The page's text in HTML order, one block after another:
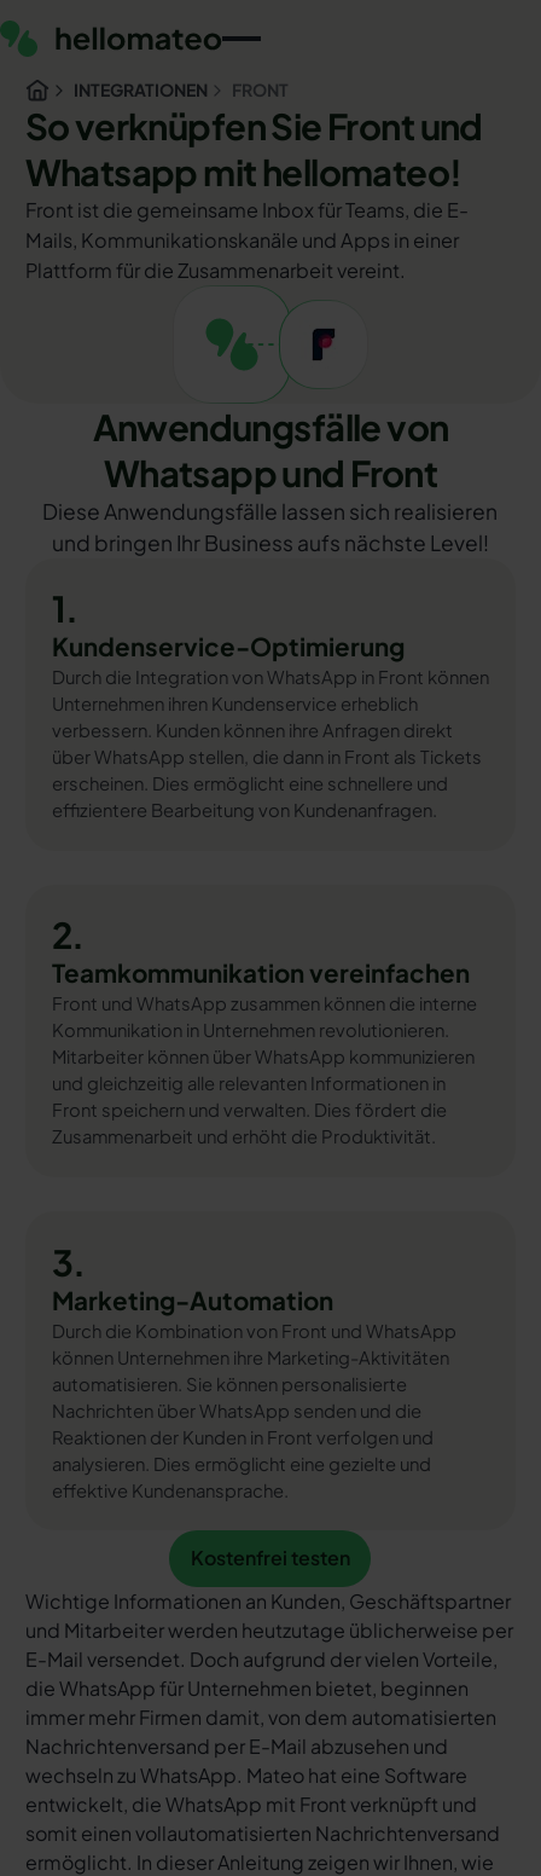
INTEGRATIONEN FRONT
So verknüpfen Sie Front und
Whatsapp mit hellomateo!
Front ist die gemeinsame Inbox für Teams, die E-
Mails, Kommunikationskanäle und Apps in einer
Plattform für die Zusammenarbeit vereint.
Anwendungsfälle von
Whatsapp und Front
Diese Anwendungsfälle lassen sich realisieren
und bringen Ihr Business aufs nächste Level!
1.
Kundenservice-Optimierung
Durch die Integration von WhatsApp in Front können
Unternehmen ihren Kundenservice erheblich
verbessern. Kunden können ihre Anfragen direkt
über WhatsApp stellen, die dann in Front als Tickets
erscheinen. Dies ermöglicht eine schnellere und
effizientere Bearbeitung von Kundenanfragen.
2.
Teamkommunikation vereinfachen
Front und WhatsApp zusammen können die interne
Kommunikation in Unternehmen revolutionieren.
Mitarbeiter können über WhatsApp kommunizieren
und gleichzeitig alle relevanten Informationen in
Front speichern und verwalten. Dies fördert die
Zusammenarbeit und erhöht die Produktivität.
3.
Marketing-Automation
Durch die Kombination von Front und WhatsApp
können Unternehmen ihre Marketing-Aktivitäten
automatisieren. Sie können personalisierte
Nachrichten über WhatsApp senden und die
Reaktionen der Kunden in Front verfolgen und
analysieren. Dies ermöglicht eine gezielte und
effektive Kundenansprache.
Kostenfrei testen
Kostenfrei testen
Wichtige Informationen an Kunden, Geschäftspartner
und Mitarbeiter werden heutzutage üblicherweise per
E-Mail versendet. Doch aufgrund der vielen Vorteile,
die WhatsApp für Unternehmen bietet, beginnen
immer mehr Firmen damit, von dem automatisierten
Nachrichtenversand per E-Mail abzusehen und
wechseln zu WhatsApp. Mateo hat eine Software
entwickelt, die WhatsApp mit Front verknüpft und
somit einen vollautomatisierten Nachrichtenversand
ermöglicht. In dieser Anleitung zeigen wir Ihnen, wie